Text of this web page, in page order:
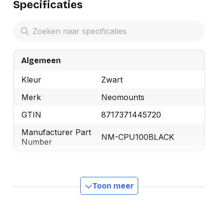
Specificaties
Algemeen
Kleur
Zwart
Merk
Neomounts
GTIN
8717371445720
Manufacturer Part
Number
NM-CPU100BLACK
Gewicht verpakking
2,600 g
Toon meer